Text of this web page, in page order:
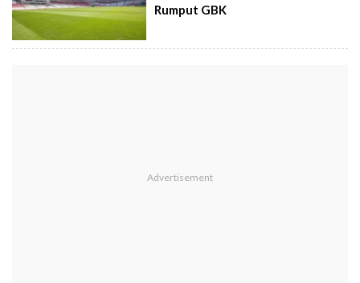
Rumput GBK